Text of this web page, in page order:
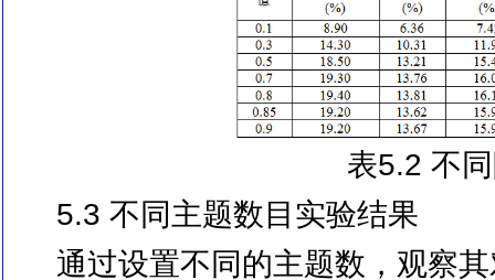
表5.2 不
5.3 不同主题数目实验结果
通过设置不同的主题数，观察